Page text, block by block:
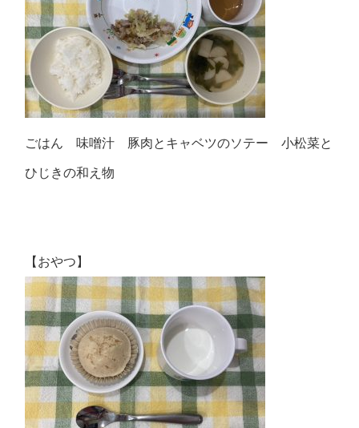
ごはん 味噌汁 豚肉とキャベツのソテー 小松菜と
ひじきの和え物
【おやつ】